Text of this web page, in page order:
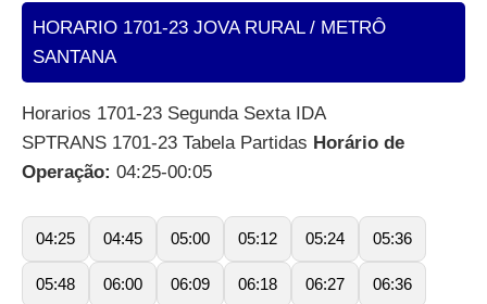
HORARIO 1701-23 JOVA RURAL / METRÔ
SANTANA
Horarios 1701-23 Segunda Sexta IDA
SPTRANS 1701-23 Tabela Partidas Horário de
Operação: 04:25-00:05
04:25 04:45 05:00 05:12 05:24 05:36
05:48 06:00 06:09 06:18 06:27 06:36